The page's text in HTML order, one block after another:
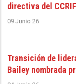
directiva del CCRIF
09 Junio 26
Transición de
Bailey nombrada